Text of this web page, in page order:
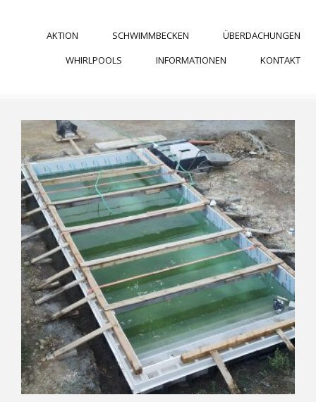
AKTION SCHWIMMBECKEN
ÜBERDACHUNGEN
WHIRLPOOLS
INFORMATIONEN KONTAKT